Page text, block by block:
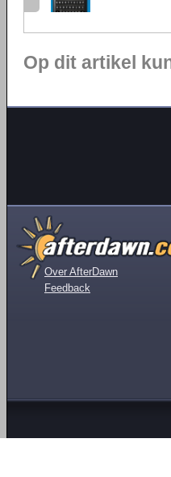
Op dit artikel
Over AfterDawn
Feedback